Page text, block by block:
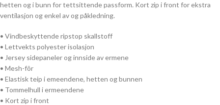
hetten og i bunn for tettsittende passform. Kort zip i front for ekstra
ventilasjon og enkel av og påkledning.
• Vindbeskyttende ripstop skallstoff
• Lettvekts polyester isolasjon
• Jersey sidepaneler og innside av ermene
• Mesh-fôr
• Elastisk teip i emeendene, hetten og bunnen
• Tommelhull i ermeendene
• Kort zip i front